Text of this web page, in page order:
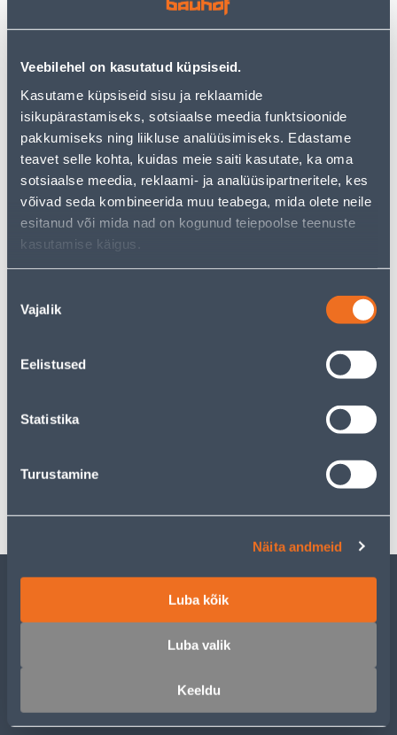
Veebilehel on kasutatud küpsiseid.
Kasutame küpsiseid sisu ja reklaamide
isikupärastamiseks, sotsiaalse meedia funktsioonide
pakkumiseks ning liikluse analüüsimiseks. Edastame
teavet selle kohta, kuidas meie saiti kasutate, ka oma
sotsiaalse meedia, reklaami- ja analüüsipartneritele, kes
võivad seda kombineerida muu teabega, mida olete neile
esitanud või mida nad on kogunud teiepoolse teenuste
kasutamise käigus.
valik
Vajalik
Eelistused
Statistika
Turustamine
Näita andmeid
Luba kõik
Luba valik
Keeldu
high demand. However, we offer excellent alternatives
from the sameproduct category, which can bring you
But your shopping pleasure doesn't have to end here -
homepageor use our powerful search function to
discover even more great options. Happy shopping!
• Meeste vee- ja tuulekindlast materjalist soojahoidev
jope.
• Lukuga taskud ning reguleeritavad käised.
• Suurus XL, värvus: hall.
MASTERS CLUB